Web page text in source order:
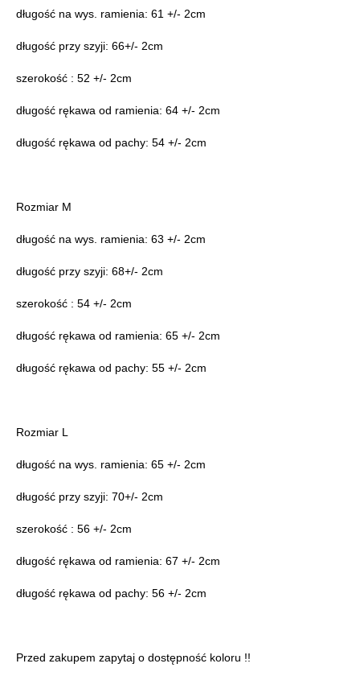
długość na wys. ramienia: 61 +/- 2cm
długość przy szyji: 66+/- 2cm
szerokość : 52 +/- 2cm
długość rękawa od ramienia: 64 +/- 2cm
długość rękawa od pachy: 54 +/- 2cm
Rozmiar M
długość na wys. ramienia: 63 +/- 2cm
długość przy szyji: 68+/- 2cm
szerokość : 54 +/- 2cm
długość rękawa od ramienia: 65 +/- 2cm
długość rękawa od pachy: 55 +/- 2cm
Rozmiar L
długość na wys. ramienia: 65 +/- 2cm
długość przy szyji: 70+/- 2cm
szerokość : 56 +/- 2cm
długość rękawa od ramienia: 67 +/- 2cm
długość rękawa od pachy: 56 +/- 2cm
Przed zakupem zapytaj o dostępność koloru !!